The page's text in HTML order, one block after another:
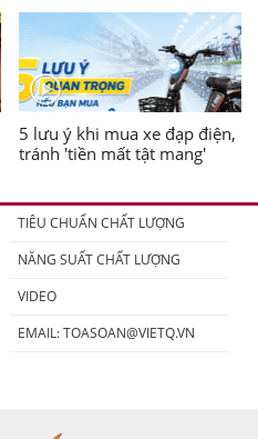
5 lưu ý khi mua xe đạp điện,
tránh 'tiền mất tật mang'
TIÊU CHUẨN CHẤT LƯỢNG
NĂNG SUẤT CHẤT LƯỢNG
VIDEO
EMAIL:TOASOAN@VIETQ.VN